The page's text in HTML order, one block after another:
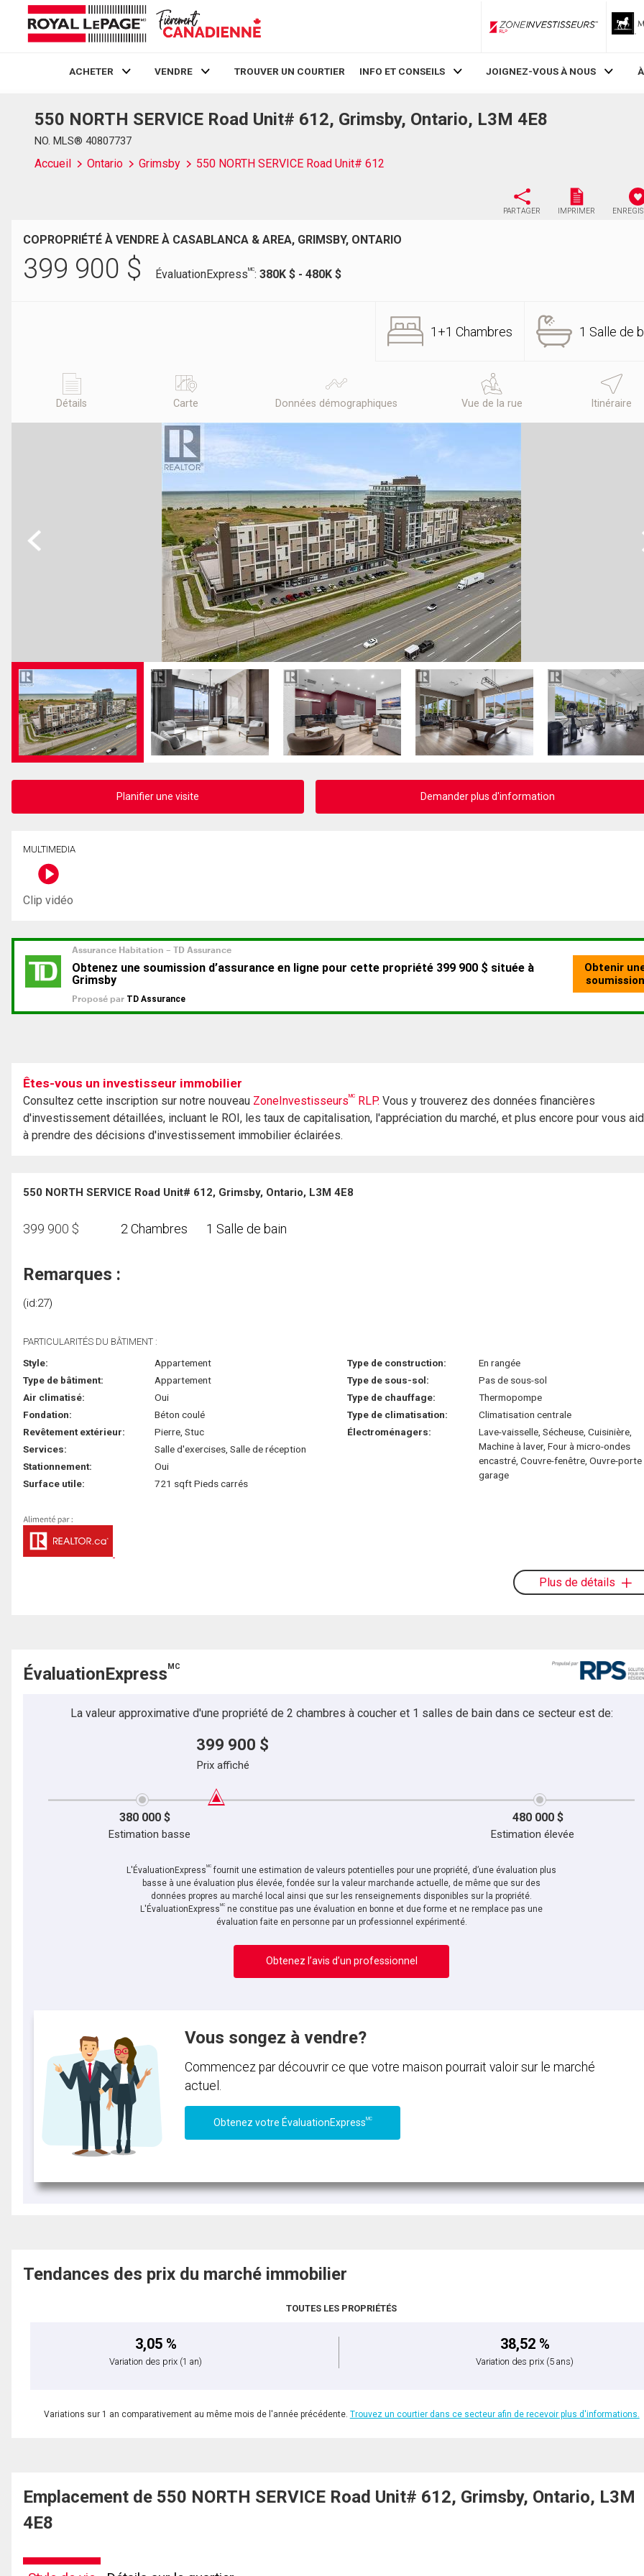
ZoneInvestisseurs RLP
ACHETER VENDRE TROUVER UN COURTIER INFO ET CONSEILS JOIGNEZ-VOUS À NOUS
550 NORTH SERVICE Road Unit# 612, Grimsby, Ontario, L3M 4E8
NO. MLS® 40807737
Accueil Ontario Grimsby 550 NORTH SERVICE Road Unit# 612
PARTAGER IMPRIMER
COPROPRIÉTÉ À VENDRE À CASABLANCA & AREA, GRIMSBY, ONTARIO
399 900 $ ÉvaluationExpressMC: 380K $ - 480K $
1+1 Chambres 1 Salle de
Détails Carte Données démographiques Vue de la rue Itinéraire
Previous
Planifier une visite Demander plus d'information
MULTIMEDIA
Clip vidéo
Êtes-vous un investisseur immobilier
Consultez cette inscription sur notre nouveau ZoneInvestisseursMC RLP. Vous y trouverez des données financières
d'investissement détaillées, incluant le ROI, les taux de capitalisation, l'appréciation du marché, et plus encore pour vous
à prendre des décisions d'investissement immobilier éclairées.
550 NORTH SERVICE Road Unit# 612, Grimsby, Ontario, L3M 4E8
399 900 $ 2 Chambres 1 Salle de bain
Remarques :
(id:27)
PARTICULARITÉS DU BÂTIMENT :
Style:
Appartement
Type de bâtiment:
Appartement
Air climatisé:
Oui
Fondation:
Béton coulé
Revêtement extérieur:
Pierre, Stuc
Services:
Salle d'exercises, Salle de réception
Stationnement:
Oui
Surface utile:
721 sqft Pieds carrés
Type de construction:
En rangée
Type de sous-sol:
Pas de sous-sol
Type de chauffage:
Thermopompe
Type de climatisation:
Climatisation centrale
Électroménagers:
Lave-vaisselle, Sécheuse, Cuisinière,
Machine à laver, Four à micro-ondes
encastré, Couvre-fenêtre, Ouvre-porte
garage
Plus de détails
ÉvaluationExpress MC
La valeur approximative d'une propriété de 2 chambres à coucher et 1 salles de bain dans ce secteur est de:
399 900 $
Prix affiché
380 000 $ 480 000 $
Estimation basse Estimation élevée
L'ÉvaluationExpressMC fournit une estimation de valeurs potentielles pour une propriété, d’une évaluation plus
basse à une évaluation plus élevée, fondée sur la valeur marchande actuelle, de même que sur des
données propres au marché local ainsi que sur les renseignements disponibles sur la propriété.
L'ÉvaluationExpressMC ne constitue pas une évaluation en bonne et due forme et ne remplace pas une
évaluation faite en personne par un professionnel expérimenté.
Obtenez l’avis d’un professionnel
Vous songez à vendre?
Commencez par découvrir ce que votre maison pourrait valoir sur le marché
actuel.
Obtenez votre ÉvaluationExpressMC
Tendances des prix du marché immobilier
TOUTES LES PROPRIÉTÉS
3,05 %
Variation des prix (1 an)
38,52 %
Variation des prix (5 ans)
Variations sur 1 an comparativement au même mois de l'année précédente. Trouvez un courtier dans ce secteur afin de recevoir plus d'informations.
Emplacement de 550 NORTH SERVICE Road Unit# 612, Grimsby, Ontario, L3M
4E8